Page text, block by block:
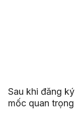
Sau khi đăng
mốc quan